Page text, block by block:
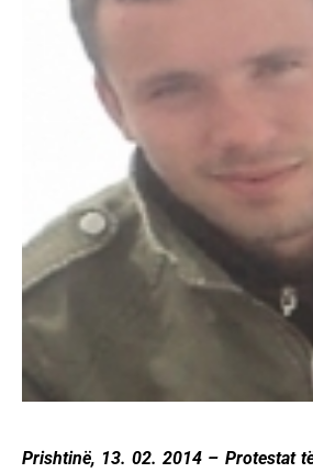
Prishtinë, 13. 02. 2014 – Protestat